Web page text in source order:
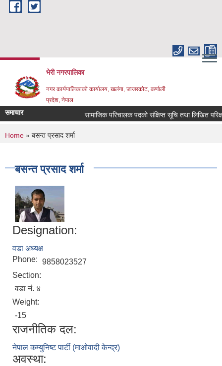
Skip to main content
भेरी नगरपालिका
नगर कार्यपालिकाको कार्यालय, खलंगा, जाजरकोट, कर्णाली
प्रदेश, नेपाल
समाचार सामाजिक परिचालक पदको संक्षिप्त सूचि तथा लिखित परिक्षा
You are here
Home » बसन्त प्रसाद शर्मा
बसन्त प्रसाद शर्मा
Designation:
वडा अध्यक्ष
Phone: 9858023527
Section:
वडा नं. ४
Weight:
-15
राजनीतिक दल:
नेपाल कम्युनिष्ट पार्टी (माओवादी केन्द्र)
अवस्था: